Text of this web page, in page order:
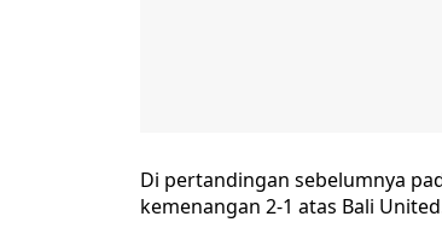
Di pertandingan sebelumnya
kemenangan 2-1 atas Bali